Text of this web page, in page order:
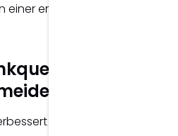
erfolgreichen SEO-
deine Rankings.